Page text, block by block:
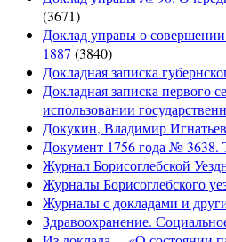
(3671)
Доклад управы о
1887 (3840)
Докладная записка
Докладная записка
использовании
Докукин, Владимир
Документ 1756 года № 3638.
Журнал Борисоглебской
Журналы Борисоглебского
Журналы с докладами и
Здравоохранение.